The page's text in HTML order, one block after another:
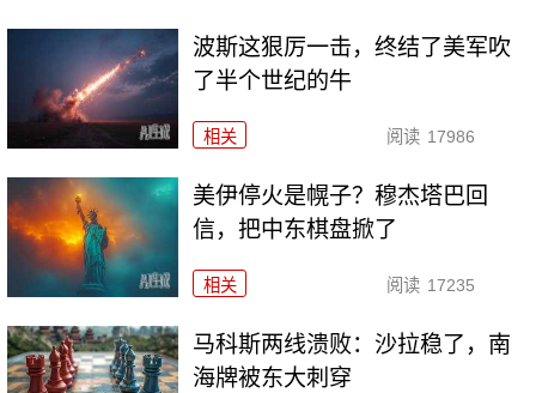
波斯这狠厉一击，终结了美军吹
了半个世纪的牛
相关 阅读 17986
美伊停火是幌子？穆杰塔巴回
信，把中东棋盘掀了
相关 阅读 17235
马科斯两线溃败：沙拉稳了，南
海牌被东大刺穿